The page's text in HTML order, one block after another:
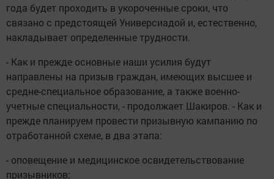
года будет проходить в укороченные сроки, что
связано с предстоящей Универсиадой и, естественно,
накладывает определенные трудности.
- Как и прежде основные наши усилия будут
направлены на призыв граждан, имеющих высшее и
средне-специальное образование, а также военно-
учетные специальности, - продолжает Шакиров. - Как и
прежде планируем провести призывную кампанию по
отработанной схеме, в два этапа:
- оповещение и медицинское освидетельствование
призывников;